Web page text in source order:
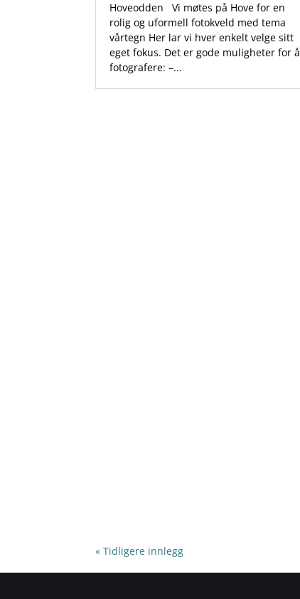
Hoveodden Vi møtes på Hove for en
rolig og uformell fotokveld med tema
vårtegn Her lar vi hver enkelt velge sitt
eget fokus. Det er gode muligheter for å
fotografere: –...
« Tidligere innlegg